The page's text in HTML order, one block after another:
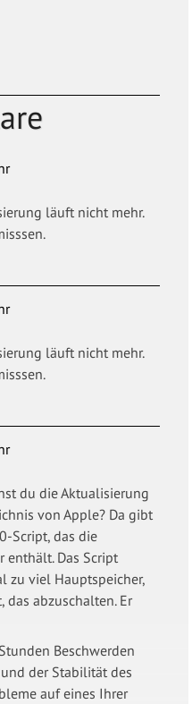
läuft nicht mehr.
läuft nicht mehr.
du die Aktualisierung
von Apple? Da gibt
Script, das die
enthält. Das Script
zu viel Hauptspeicher,
das abzuschalten. Er
Beschwerden
der Stabilität des
auf eines Ihrer